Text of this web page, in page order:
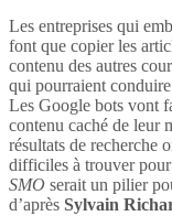
Les entreprises qui
font que copier les
contenu des autres
qui pourraient
Les Google bots vont
contenu caché de leur
résultats de recherche
difficiles à trouver
SMO serait un pilier
d’après Sylvain